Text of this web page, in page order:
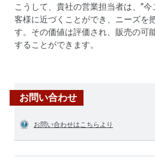
こうして、貴社の営業担当者は、”
客様に近づくことができ、ニーズを
す。その価値は評価され、販売の可
することができます。
お問い合わせ
お問い合わせはこちらより